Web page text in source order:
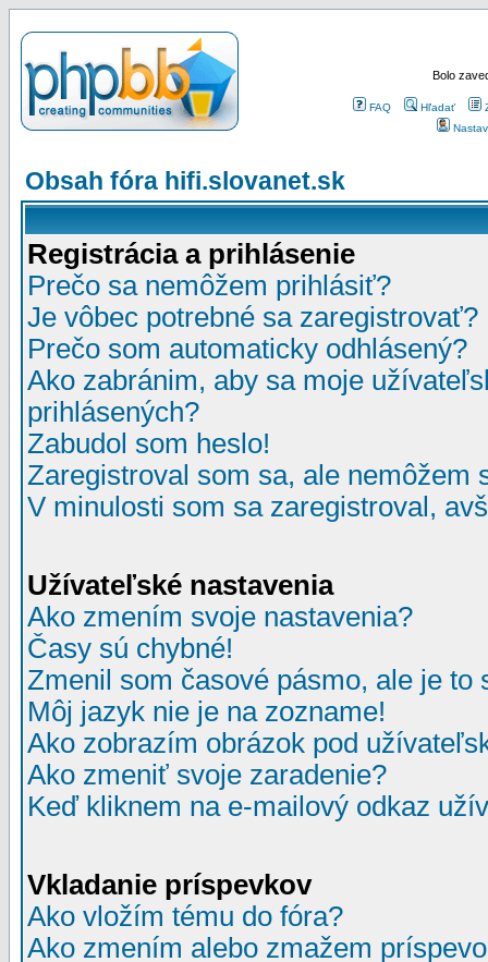
Bolo
FAQ Hľadať
Obsah fóra hifi.slovanet.sk
Registrácia a prihlásenie
Prečo sa nemôžem prihlásiť?
Je vôbec potrebné sa zaregistrovať?
Prečo som automaticky odhlásený?
Ako zabránim, aby sa moje
prihlásených?
Zabudol som heslo!
Zaregistroval som sa, ale nemôžem
V minulosti som sa zaregistroval,
Užívateľské nastavenia
Ako zmením svoje nastavenia?
Časy sú chybné!
Zmenil som časové pásmo, ale je to
Môj jazyk nie je na zozname!
Ako zobrazím obrázok pod
Ako zmeniť svoje zaradenie?
Keď kliknem na e-mailový odkaz
Vkladanie príspevkov
Ako vložím tému do fóra?
Ako zmením alebo zmažem